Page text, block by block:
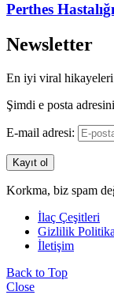
Perthes
Newsletter
En iyi viral hikayeleri
Şimdi e posta
E-mail adresi:
Korkma, biz spam
İlaç Çeşitleri
Gizlilik
İletişim
Back to Top
Close